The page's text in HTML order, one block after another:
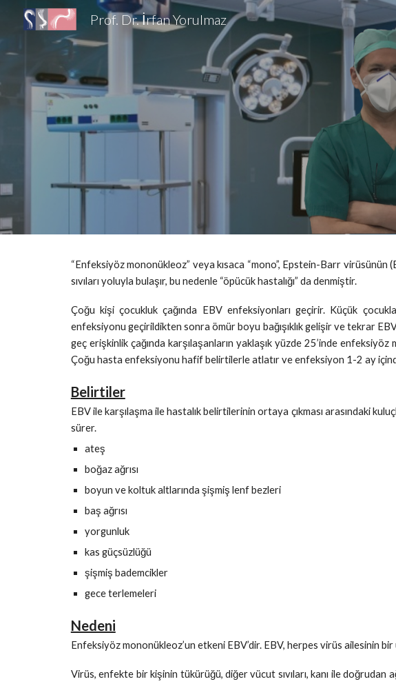
Skip to main content
Prof. Dr. İrfan Yorulmaz
“Enfeksiyöz mononükleoz” veya kısaca “mono”, Epstein-Barr
sıvıları yoluyla bulaşır, bu nedenle “öpücük hastalığı” da denmiştir.
Çoğu kişi çocukluk çağında EBV enfeksiyonları geçirir. Küçük
enfeksiyonu geçirildikten sonra ömür boyu bağışıklık gelişir ve tekrar
geç erişkinlik çağında karşılaşanların yaklaşık yüzde 25’inde
Çoğu hasta enfeksiyonu hafif belirtilerle atlatır ve enfeksiyon 1-2 ay
Belirtiler
EBV ile karşılaşma ile hastalık belirtilerinin ortaya çıkması arasındaki
sürer.
ateş
boğaz ağrısı
boyun ve koltuk altlarında şişmiş lenf bezleri
baş ağrısı
yorgunluk
kas güçsüzlüğü
şişmiş bademcikler
gece terlemeleri
Nedeni
Enfeksiyöz mononükleoz’un etkeni EBV’dir. EBV, herpes virüs ailesinin
Virüs, enfekte bir kişinin tükürüğü, diğer vücut sıvıları, kanı ile doğrudan